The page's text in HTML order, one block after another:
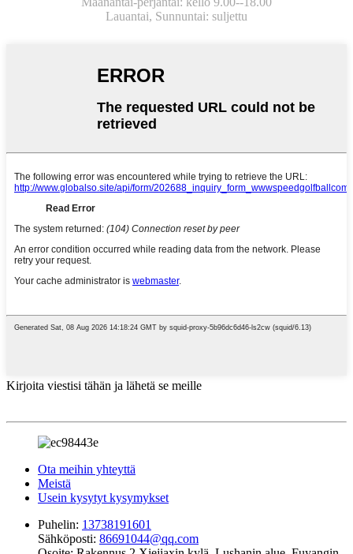
Lauantai, Sunnuntai: suljettu
Kirjoita viestisi tähän ja lähetä se meille
Ota meihin yhteyttä
Meistä
Usein kysytyt kysymykset
Puhelin: 13738191601
Sähköposti: 86691044@qq.com